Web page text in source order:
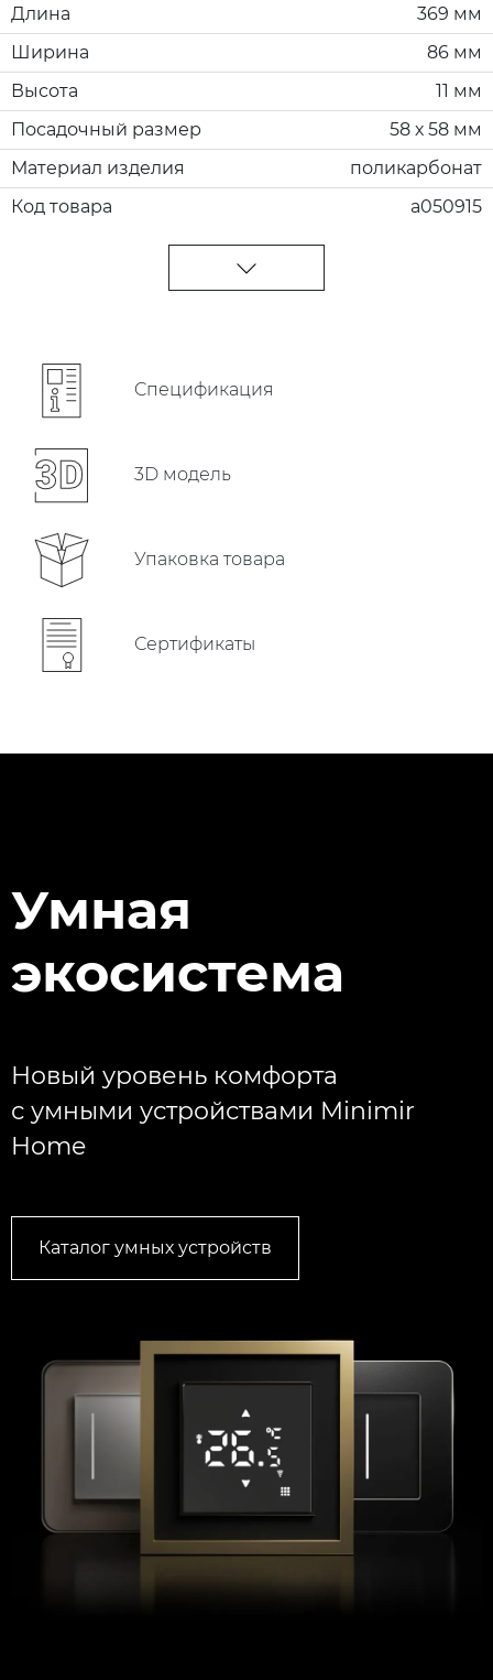
Длина
369 мм
Ширина
86 мм
Высота
11 мм
Посадочный размер
58 х 58 мм
Материал изделия
поликарбонат
Код товара
a050915
Cпецификация
3D модель
Упаковка товара
Сертификаты
Умная
экосистема
Новый уровень комфорта
с умными устройствами Minimir
Home
Каталог умных устройств